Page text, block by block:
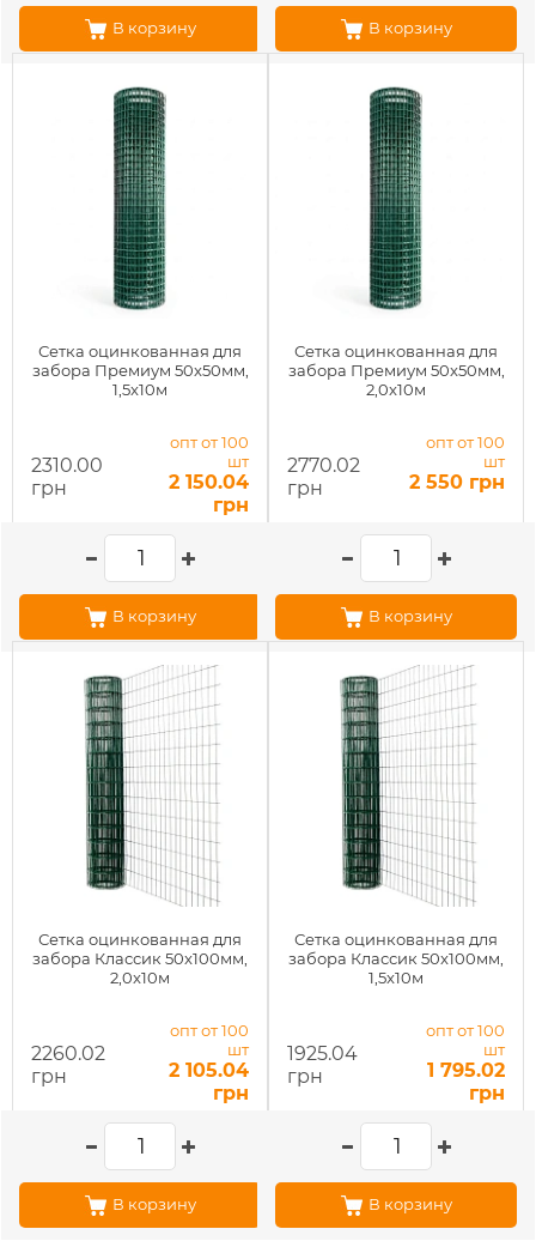
В корзину В корзину
Сетка оцинкованная для
забора Премиум 50x50мм,
1,5x10м
2310.00
грн
опт от 100
шт
2 150.04
грн
В корзину
Сетка оцинкованная для
забора Премиум 50x50мм,
2,0x10м
2770.02
грн
опт от 100
шт
2 550 грн
В корзину
Сетка оцинкованная для
забора Классик 50x100мм,
2,0x10м
2260.02
грн
опт от 100
шт
2 105.04
грн
В корзину
Сетка оцинкованная для
забора Классик 50x100мм,
1,5x10м
1925.04
грн
опт от 100
шт
1 795.02
грн
В корзину